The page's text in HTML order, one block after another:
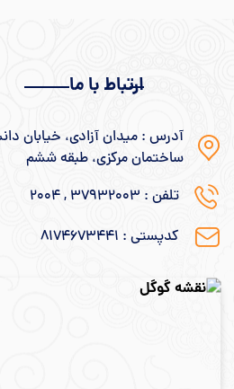
ارتباط با ما
آدرس : میدان آزادی، خیابان
ساختمان مرکزی، طبقه ششم
تلفن : ۳۷۹۳۲۰۰۳ , ۲۰۰۴
کدپستی : ۸۱۷۴۶۷۳۴۴۱